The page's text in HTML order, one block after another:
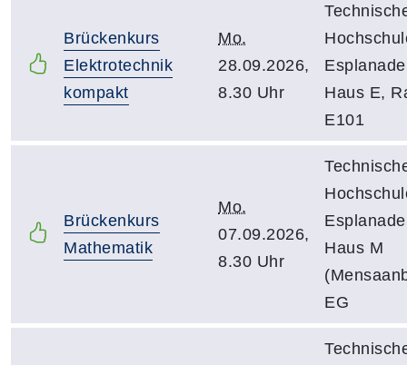
Brückenkurs
Elektrotechnik
kompakt
Mo.
28.09.2026,
8.30 Uhr
Haus E,
E101
Brückenkurs
Mathematik
Mo.
07.09.2026,
8.30 Uhr
Haus M
EG